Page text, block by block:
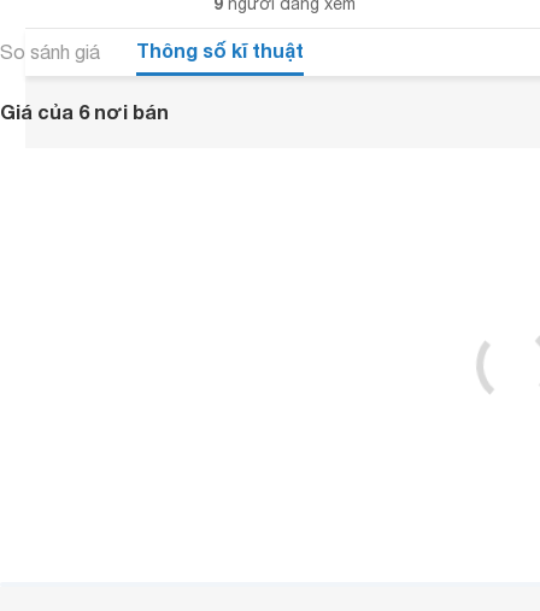
So sánh giá Thông số kĩ thuật
Giá của 6 nơi bán